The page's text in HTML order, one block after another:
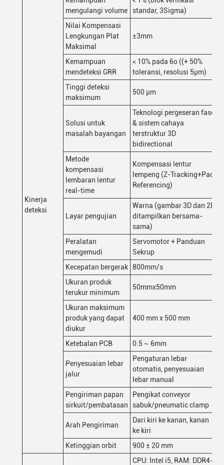
Kinerja
deteksi
mengulangi volume
standar, 3Sigma)
Nilai Kompensasi
Lengkungan Plat
Maksimal
±3mm
Kemampuan
mendeteksi GRR
< 10% pada 6o ((+ 50%
toleransi, resolusi 5μm)
Tinggi deteksi
maksimum
500 μm
Solusi untuk
masalah bayangan
Teknologi pergeseran fase
& sistem cahaya
terstruktur 3D
bidirectional
Metode
kompensasi
lembaran lentur
real-time
Kompensasi lentur
lempeng (Z-Tracking+Pad
Referencing)
Layar pengujian
Warna (gambar 3D dan 2D
ditampilkan bersama-
sama)
Peralatan
mengemudi
Servomotor + Panduan
Sekrup
Kecepatan bergerak 800mm/s
Ukuran produk
terukur minimum
50mmx50mm
Ukuran maksimum
produk yang dapat
diukur
400 mm x 500 mm
Ketebalan PCB 0.5 ~ 6mm
Penyesuaian lebar
jalur
Pengaturan lebar
otomatis, penyesuaian
lebar manual
Pengiriman papan
sirkuit/pembatasan
Pengikat conveyor
sabuk/pneumatic clamp
Arah Pengiriman
Dari kiri ke kanan, kanan
ke kiri
Ketinggian orbit
900 ± 20 mm
CPU: Intel i5, RAM: DDR4-